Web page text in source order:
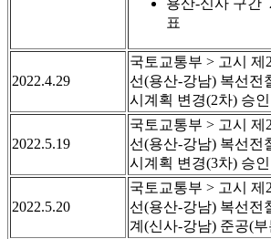
용산-신사 구간
표
2022.4.29
국토교통부 > 고시 제
선(용산-강남) 복선전
시계획 변경(2차) 승인
2022.5.19
국토교통부 > 고시 제
선(용산-강남) 복선전
시계획 변경(3차) 승인
2022.5.20
국토교통부 > 고시 제
선(용산-강남) 복선전
계(신사-강남) 준공(